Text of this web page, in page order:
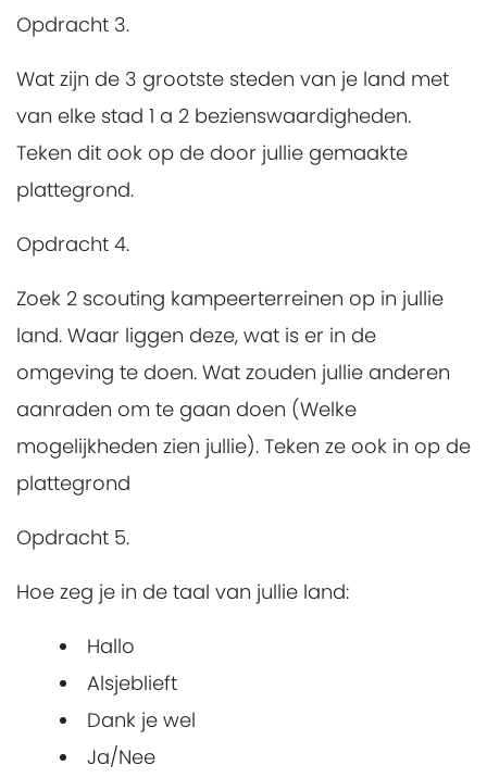
Opdracht 3.
Wat zijn de 3 grootste steden van je land met
van elke stad 1 a 2 bezienswaardigheden.
Teken dit ook op de door jullie gemaakte
plattegrond.
Opdracht 4.
Zoek 2 scouting kampeerterreinen op in jullie
land. Waar liggen deze, wat is er in de
omgeving te doen. Wat zouden jullie anderen
aanraden om te gaan doen (Welke
mogelijkheden zien jullie). Teken ze ook in op de
plattegrond
Opdracht 5.
Hoe zeg je in de taal van jullie land:
Hallo
Alsjeblieft
Dank je wel
Ja/Nee